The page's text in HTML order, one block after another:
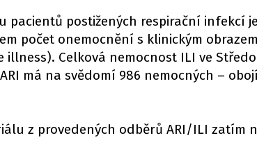
postižených respirační infekcí
počet onemocnění s klinickým
Celková nemocnost ILI ve
má na svědomí 986 nemocných –
z provedených odběrů ARI/ILI zatím